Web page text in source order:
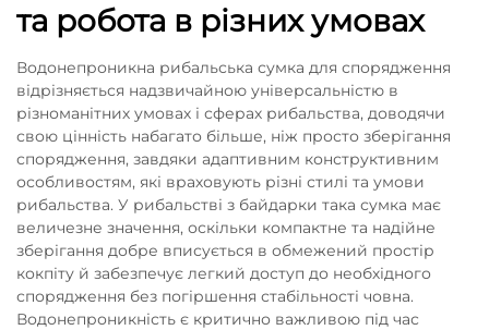
та робота в різних умовах
Водонепроникна рибальська сумка для спорядження
відрізняється надзвичайною універсальністю в
різноманітних умовах і сферах рибальства, доводячи
свою цінність набагато більше, ніж просто зберігання
спорядження, завдяки адаптивним конструктивним
особливостям, які враховують різні стилі та умови
рибальства. У рибальстві з байдарки така сумка має
величезне значення, оскільки компактне та надійне
зберігання добре вписується в обмежений простір
кокпіту й забезпечує легкий доступ до необхідного
спорядження без погіршення стабільності човна.
Водонепроникність є критично важливою під час